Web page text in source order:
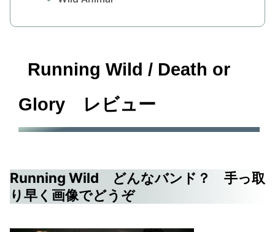
Running Wild / Death or
Glory レビュー
Running Wild どんなバンド？ 手っ取
り早く画像でどうぞ